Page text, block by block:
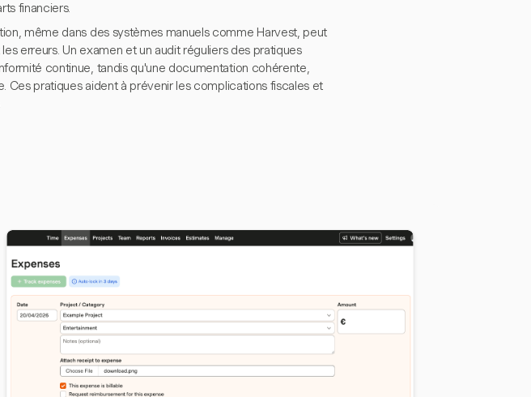
financiers.
même dans des systèmes manuels comme Harvest, peut
erreurs. Un examen et un audit réguliers des pratiques
continue, tandis qu'une documentation cohérente,
Ces pratiques aident à prévenir les complications fiscales et